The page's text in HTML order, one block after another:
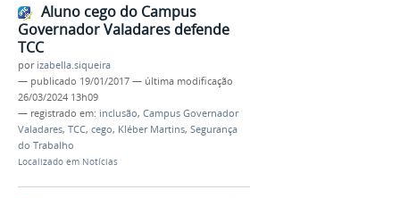
Aluno cego do Campus
Governador Valadares defende
TCC
por izabella.siqueira
— publicado 19/01/2017 — última modificação
26/03/2024 13h09
— registrado em: inclusão, Campus Governador
Valadares, TCC, cego, Kléber Martins, Segurança
do Trabalho
Localizado em Notícias